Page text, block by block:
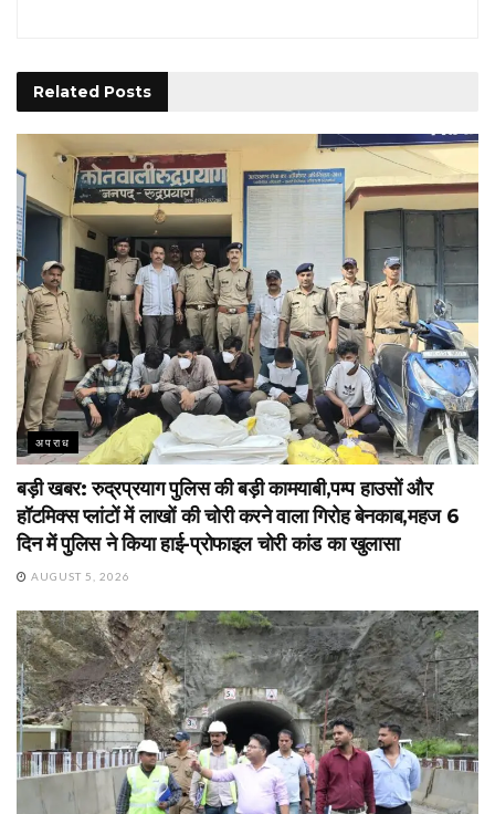
Related Posts
अपराध
बड़ी खबर: रुद्रप्रयाग पुलिस की बड़ी कामयाबी,पम्प हाउसों और
हॉटमिक्स प्लांटों में लाखों की चोरी करने वाला गिरोह बेनकाब,महज 6
दिन में पुलिस ने किया हाई-प्रोफाइल चोरी कांड का खुलासा
AUGUST 5, 2026